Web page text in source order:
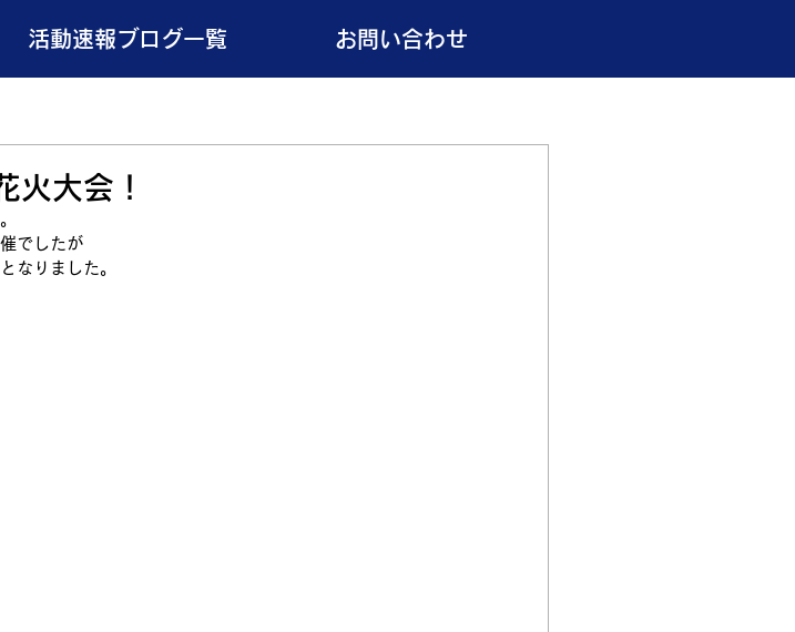
活動速報ブログ一覧 お問い合わせ
火大会！
でしたが
なりました。